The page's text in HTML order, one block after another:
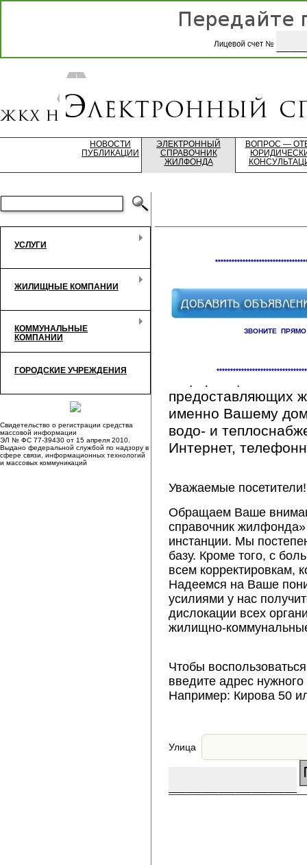
НОВОСТИ
ПУБЛИКАЦИИ
ЭЛЕКТРОННЫЙ
СПРАВОЧНИК
ЖИЛФОНДА
ВОПРОС —
УСЛУГИ
ЖИЛИЩНЫЕ КОМПАНИИ
КОММУНАЛЬНЫЕ
КОМПАНИИ
ГОРОДСКИЕ УЧРЕЖДЕНИЯ
Свидетельство о регистрации средства
массовой информации
ЭЛ № ФС 77-39430 от 15 апреля 2010.
Выдано федеральной службой по надзору в
сфере связи, информационных технологий
и массовых коммуникаций
ЗВОНИТЕ
предоставляющих
именно Вашему
водо- и
Интернет,
Уважаемые посетители!
Обращаем Ваше
справочник
инстанции. Мы
базу. Кроме того, с
всем корректировкам,
Надеемся на Ваше
усилиями у нас
дислокации всех
жилищно-
Чтобы
введите адрес
Например: Кирова 50
Улица